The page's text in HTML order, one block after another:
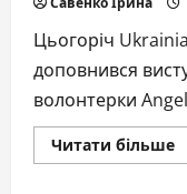
Цьогоріч
доповнився
волонтерки
Читати більше